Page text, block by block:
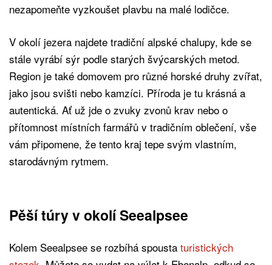
nezapomeňte vyzkoušet plavbu na malé lodičce.
V okolí jezera najdete tradiční alpské chalupy, kde se
stále vyrábí sýr podle starých švýcarských metod.
Region je také domovem pro různé horské druhy zvířat,
jako jsou svišti nebo kamzíci. Příroda je tu krásná a
autentická. Ať už jde o zvuky zvonů krav nebo o
přítomnost místních farmářů v tradičním oblečení, vše
vám připomene, že tento kraj tepe svým vlastním,
starodávným rytmem.
Pěší túry v okolí Seealpsee
Kolem Seealpsee se rozbíhá spousta turistických